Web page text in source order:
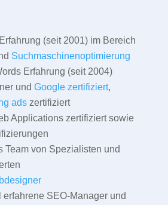
(seit 2001) im Bereich
Suchmaschinenoptimierung
Erfahrung (seit 2004)
und Google zertifiziert,
adszertifiziert
Applications zertifiziert sowie
Team von Spezialisten und
erfahrene SEO-Manager und